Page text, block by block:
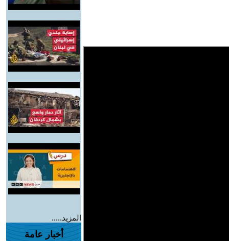
المزيد.....
أخبار عامة